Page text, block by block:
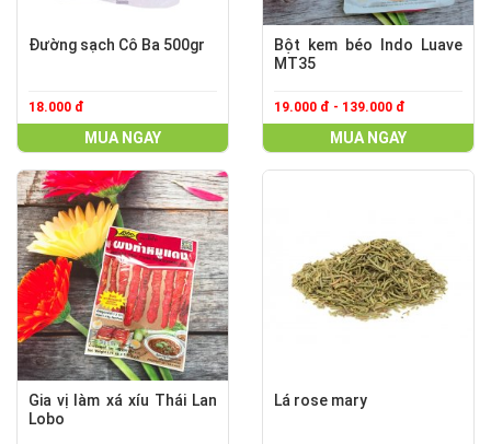
Đường sạch Cô Ba 500gr
18.000 đ
MUA NGAY
Bột kem béo Indo Luave
MT35
19.000 đ - 139.000 đ
MUA NGAY
Gia vị làm xá xíu Thái Lan
Lobo
Lá rose mary